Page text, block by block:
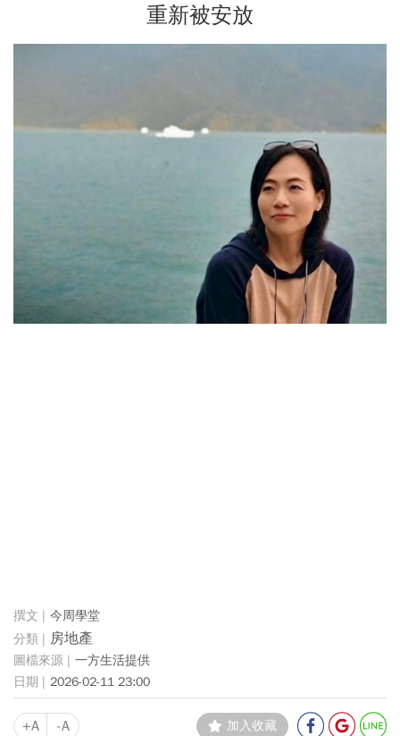
重新被安放
今周學堂
房地產
一方生活提供
2026-02-11 23:00
+A -A 加入收藏